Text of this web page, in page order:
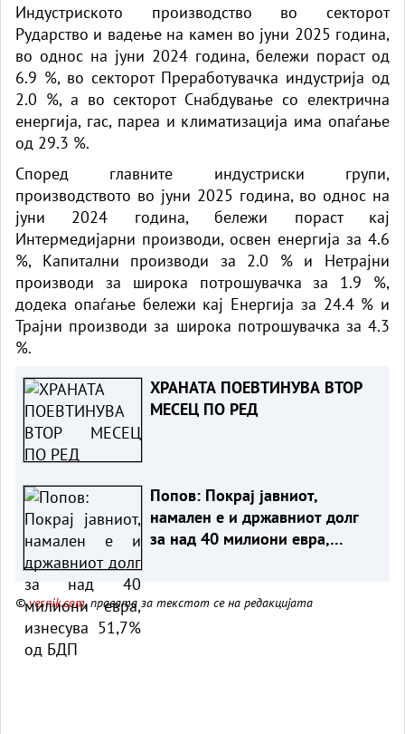
Индустриското производство во секторот
Рударство и вадење на камен во јуни 2025 година,
во однос на јуни 2024 година, бележи пораст од
6.9 %, во секторот Преработувачка индустрија од
2.0 %, а во секторот Снабдување со електрична
енергија, гас, пареа и климатизација има опаѓање
од 29.3 %.
Според главните индустриски групи,
производството во јуни 2025 година, во однос на
јуни 2024 година, бележи пораст кај
Интермедијарни производи, освен енергија за 4.6
%, Капитални производи за 2.0 % и Нетрајни
производи за широка потрошувачка за 1.9 %,
додека опаѓање бележи кај Енергија за 24.4 % и
Трајни производи за широка потрошувачка за 4.3
%.
ХРАНАТА ПОЕВТИНУВА ВТОР
МЕСЕЦ ПО РЕД
Попов: Покрај јавниот,
намален е и државниот долг
за над 40 милиони евра,
©vesnik.com, правата за текстот се на редакцијата